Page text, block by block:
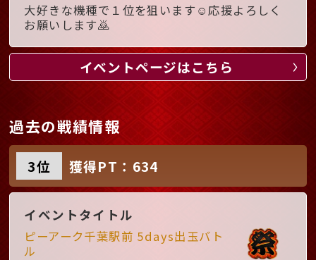
大好きな機種で１位を狙います☺️応援よろしく
お願いします🙇
イベントページはこちら
過去の戦績情報
3位 獲得PT：634
イベントタイトル
ピーアーク千葉駅前 5days出玉バト
ル